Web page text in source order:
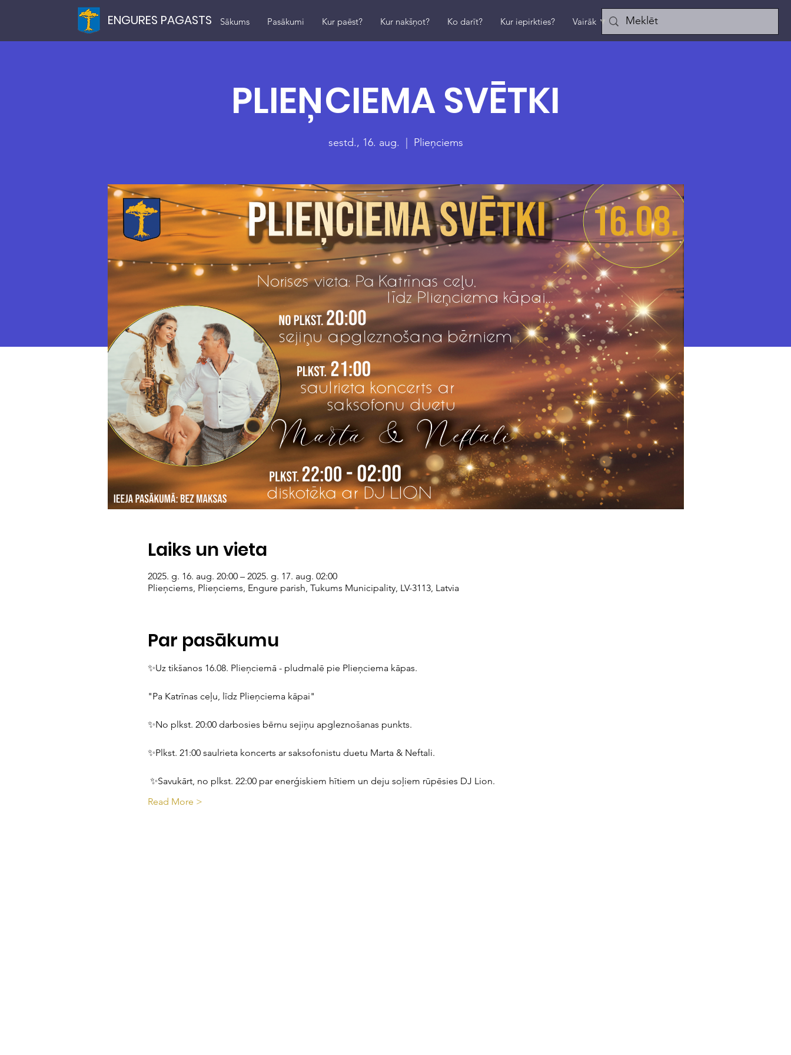
ENGURES PAGASTS Sākums Pasākumi Kur paēst? Kur nakšņot? Ko darīt? Kur iepirkties? Vairāk ▼
PLIEŅCIEMA SVĒTKI
sestd., 16. aug. Plieņciems
Laiks un vieta
2025. g. 16. aug. 20:00 – 2025. g. 17. aug. 02:00
Plieņciems, Plieņciems, Engure parish, Tukums Municipality, LV-3113, Latvia
Par pasākumu
✨Uz tikšanos 16.08. Plieņciemā - pludmalē pie Plieņciema kāpas.
"Pa Katrīnas ceļu, līdz Plieņciema kāpai"
✨No plkst. 20:00 darbosies bērnu sejiņu apgleznošanas punkts.
✨Plkst. 21:00 saulrieta koncerts ar saksofonistu duetu Marta & Neftali.
✨Savukārt, no plkst. 22:00 par enerģiskiem hītiem un deju soļiem rūpēsies DJ Lion.
Read More >